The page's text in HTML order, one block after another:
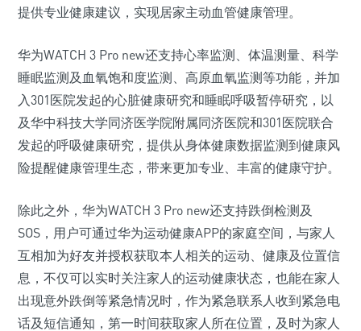
提供专业健康建议，实现居家主动血管健康管理。
华为WATCH 3 Pro new还支持心率监测、体温测量、科学
睡眠监测及血氧饱和度监测、高原血氧监测等功能，并加
入301医院发起的心脏健康研究和睡眠呼吸暂停研究，以
及华中科技大学同济医学院附属同济医院和301医院联合
发起的呼吸健康研究，提供从身体健康数据监测到健康风
险提醒健康管理生态，带来更加专业、丰富的健康守护。
除此之外，华为WATCH 3 Pro new还支持跌倒检测及
SOS，用户可通过华为运动健康APP的家庭空间，与家人
互相加为好友并授权获取本人相关的运动、健康及位置信
息，不仅可以实时关注家人的运动健康状态，也能在家人
出现意外跌倒等紧急情况时，作为紧急联系人收到紧急电
话及短信通知，第一时间获取家人所在位置，及时为家人